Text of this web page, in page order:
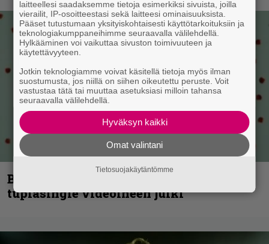
Blind Channel palaa rytinällä –
tuplasingle videoineen julki
laitteellesi saadaksemme tietoja esimerkiksi sivuista, joilla
vierailit, IP-osoitteestasi sekä laitteesi ominaisuuksista.
Pääset tutustumaan yksityiskohtaisesti käyttötarkoituksiin ja
teknologiakumppaneihimme seuraavalla välilehdellä.
Hylkääminen voi vaikuttaa sivuston toimivuuteen ja
käytettävyyteen.
Jotkin teknologiamme voivat käsitellä tietoja myös ilman
suostumusta, jos niillä on siihen oikeutettu peruste. Voit
vastustaa tätä tai muuttaa asetuksiasi milloin tahansa
seuraavalla välilehdellä.
Hyväksyn kaikki
Omat valintani
Tietosuojakäytäntömme